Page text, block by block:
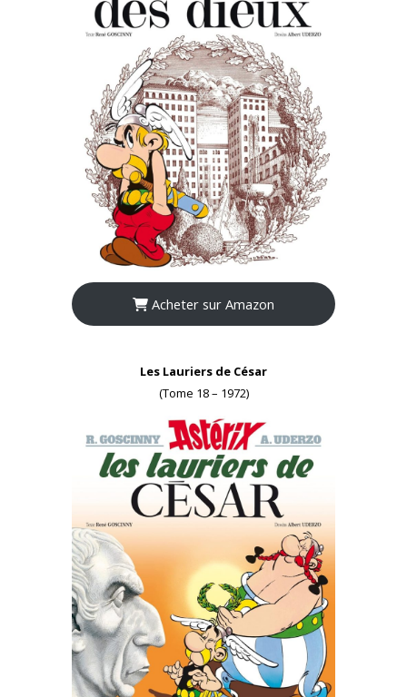
Acheter sur Amazon
Les Lauriers de César
(Tome 18 – 1972)